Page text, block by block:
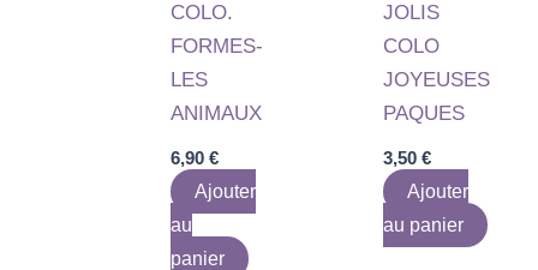
COLO.
FORMES-
LES
ANIMAUX
6,90€
Ajouter
au
panier
JOLIS
COLO
JOYEUSES
PAQUES
3,50 €
Ajouter
au panier